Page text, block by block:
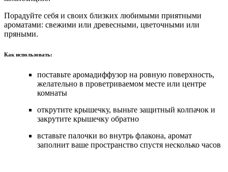
Порадуйте себя и своих близких любимыми приятными
ароматами: свежими или древесными, цветочными или
пряными.
Как использовать:
поставьте аромадиффузор на ровную поверхность,
желательно в проветриваемом месте или центре
комнаты
открутите крышечку, выньте защитный колпачок и
закрутите крышечку обратно
вставьте палочки во внутрь флакона, аромат
заполнит ваше пространство спустя несколько часов